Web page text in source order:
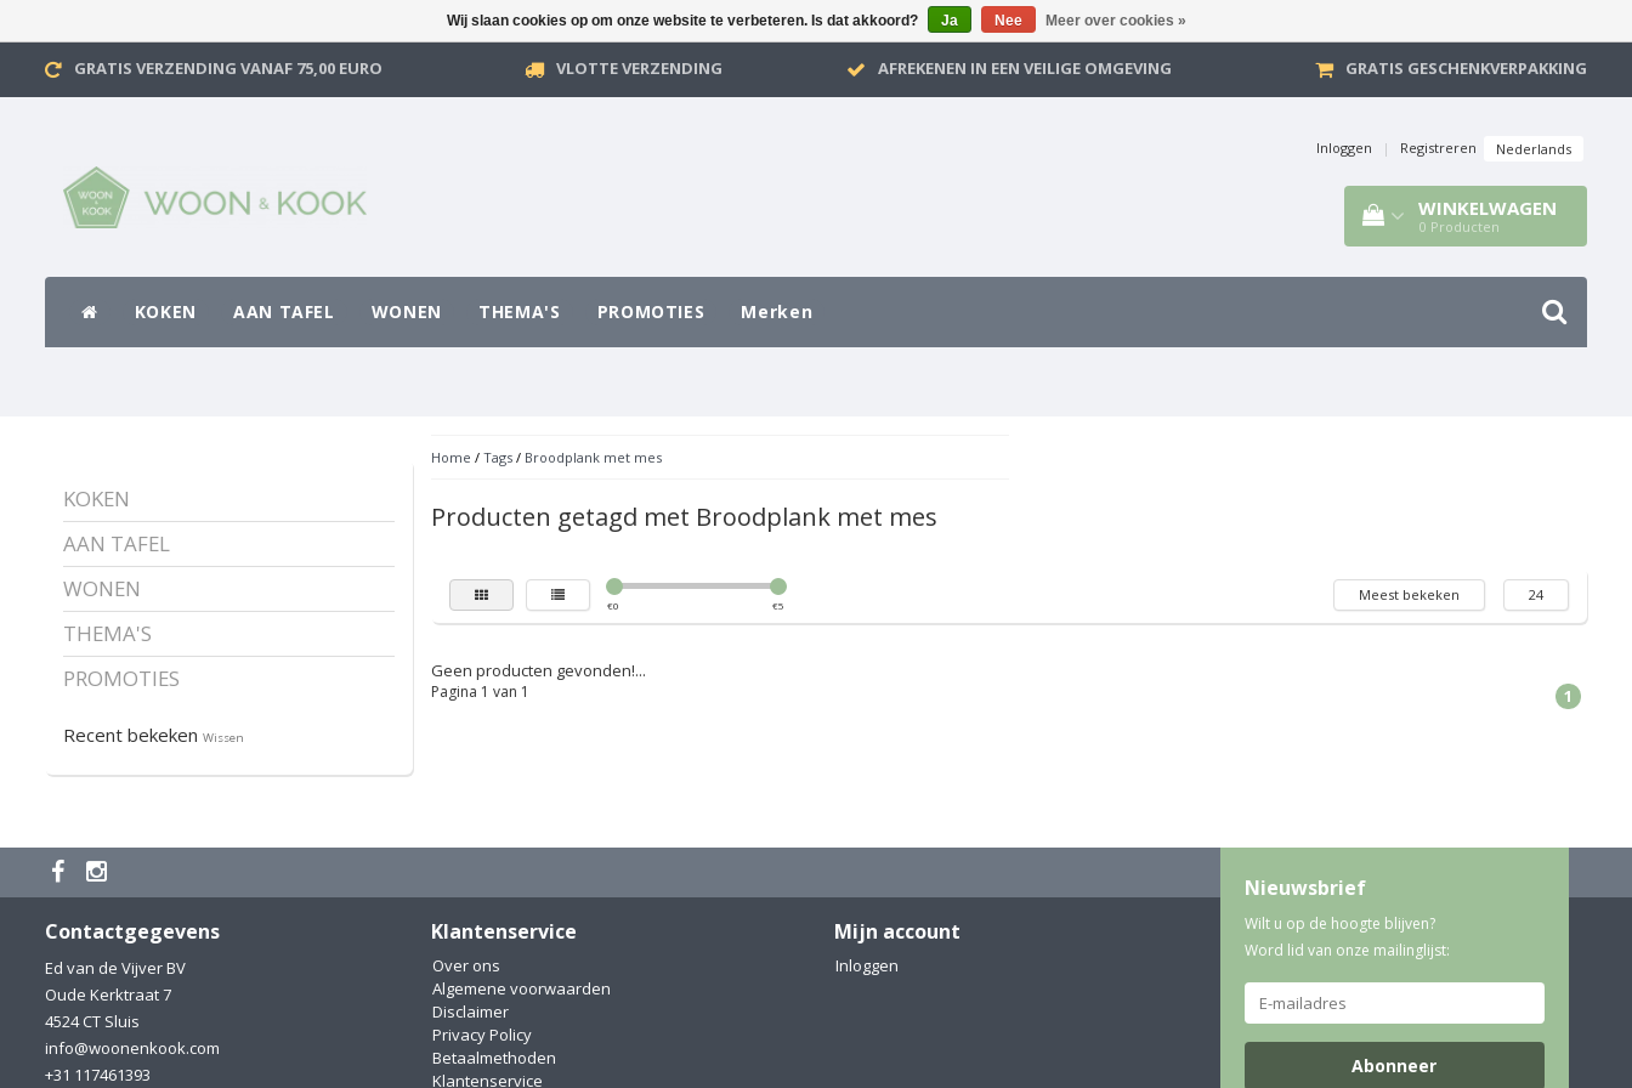
GRATIS VERZENDING VANAF 75,00 EURO VLOTTE VERZENDING AFREKENEN IN EEN VEILIGE OMGEVING GRATIS GESCHENKVERPAKKING
Inloggen | Registreren Nederlands
WINKELWAGEN
0 Producten
KOKEN AAN TAFEL WONEN THEMA'S PROMOTIES Merken
KOKEN
AAN TAFEL
WONEN
THEMA'S
PROMOTIES
Recent bekeken Wissen
Home / Tags/ Broodplank met mes
Producten getagd met Broodplank met mes
€0 €5
Meest bekeken 24
Geen producten gevonden!...
Pagina 1 van 1 1
Contactgegevens
Ed van de Vijver BV
Oude Kerktraat 7
4524 CT Sluis
info@woonenkook.com
+31 117461393
Klantenservice
Over ons
Algemene voorwaarden
Disclaimer
Privacy Policy
Betaalmethoden
Klantenservice
Mijn account
Inloggen
Nieuwsbrief
Wilt u op de hoogte blijven?
Word lid van onze mailinglijst:
Abonneer
Wij slaan cookies op om onze website te verbeteren. Is dat akkoord? Ja Nee Meer over cookies »